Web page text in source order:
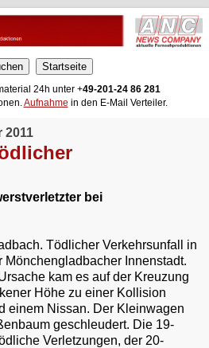
24h unter +49-201-24 86 281
Aufnahme in den E-Mail Verteiler.
2011
bei
Tödlicher Verkehrsunfall in
Mönchengladbacher Innenstadt.
kam es auf der Kreuzung
Höhe zu einer Kollision
einem Nissan. Der Kleinwagen
geschleudert. Die 19-
Verletzungen, der 20-